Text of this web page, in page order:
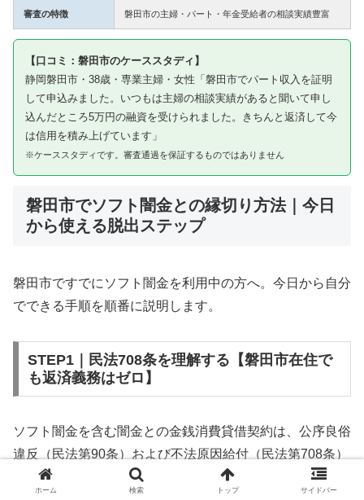
審査の特徴 磐田市の主婦・パート・年金受給者の相談実績豊富
【口コミ：磐田市のケーススタディ】
静岡磐田市・38歳・専業主婦・女性「磐田市でパート収入を証明
して申込みました。いつもは主婦の相談実績があると聞いて申し
込んだところ5万円の融資を受けられました。きちんと返済して今
は信用を積み上げています」
※ケーススタディです。審査通過を保証するものではありません
磐田市でソフト闇金との縁切り方法｜今日
から使える脱出ステップ
磐田市ですでにソフト闇金を利用中の方へ。今日から自分
でできる手順を順番に説明します。
STEP1｜民法708条を理解する【磐田市在住で
も返済義務はゼロ】
ソフト闇金を含む闇金との金銭消費貸借契約は、公序良俗
違反（民法第90条）および不法原因給付（民法第708条）
に該当するため、法的には無効です。磐田市在住であって
ホーム 検索 トップ サイドバー